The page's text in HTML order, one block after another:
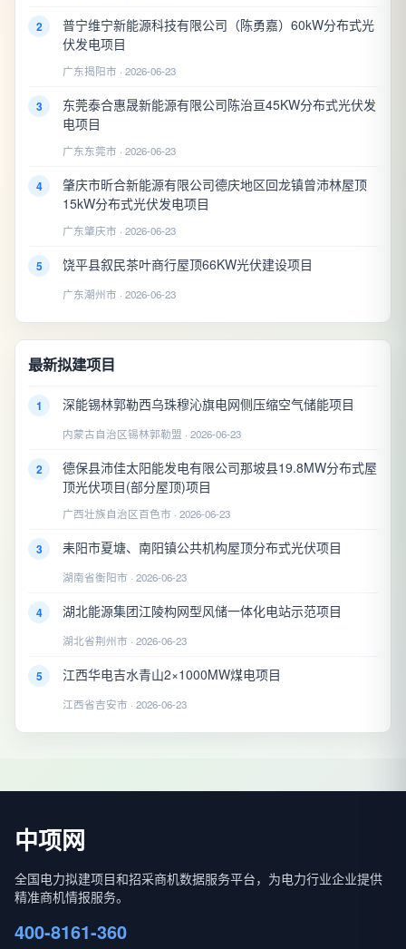
2
普宁维宁新能源科技有限公司（陈勇嘉）60kW分布式光
伏发电项目
广东揭阳市 · 2026-06-23
3
东莞泰合惠晟新能源有限公司陈治亘45KW分布式光伏发
电项目
广东东莞市 · 2026-06-23
4
肇庆市昕合新能源有限公司德庆地区回龙镇曾沛林屋顶
15kW分布式光伏发电项目
广东肇庆市 · 2026-06-23
5 饶平县叙民茶叶商行屋顶66KW光伏建设项目
广东潮州市 · 2026-06-23
最新拟建项目
1 深能锡林郭勒西乌珠穆沁旗电网侧压缩空气储能项目
内蒙古自治区锡林郭勒盟 · 2026-06-23
2
德保县沛佳太阳能发电有限公司那坡县19.8MW分布式屋
顶光伏项目(部分屋顶)项目
广西壮族自治区百色市 · 2026-06-23
3 耒阳市夏塘、南阳镇公共机构屋顶分布式光伏项目
湖南省衡阳市 · 2026-06-23
4 湖北能源集团江陵构网型风储一体化电站示范项目
湖北省荆州市 · 2026-06-23
5 江西华电吉水青山2×1000MW煤电项目
江西省吉安市 · 2026-06-23
中项网
全国电力拟建项目和招采商机数据服务平台，为电力行业企业提供
精准商机情报服务。
400-8161-360